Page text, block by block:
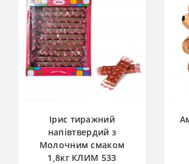
Ірис тиражний
напівтвердий з
Молочним смаком
1,8кг КЛИМ 533